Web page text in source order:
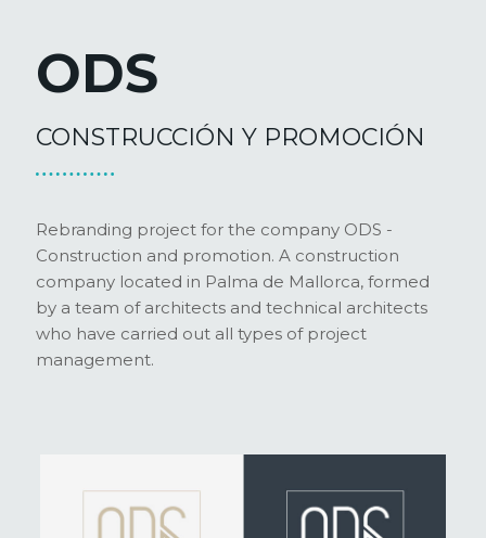
ODS
CONSTRUCCIÓN Y PROMOCIÓN
Rebranding project for the company ODS -
Construction and promotion. A construction
company located in Palma de Mallorca, formed
by a team of architects and technical architects
who have carried out all types of project
management.